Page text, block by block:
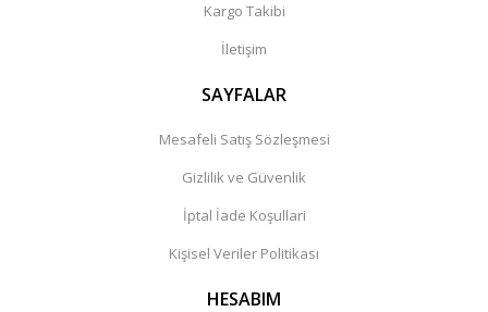
Kargo Takibi
İletişim
SAYFALAR
Mesafeli Satış Sözleşmesi
Gizlilik ve Güvenlik
İptal İade Koşullari
Kişisel Veriler Politikası
HESABIM